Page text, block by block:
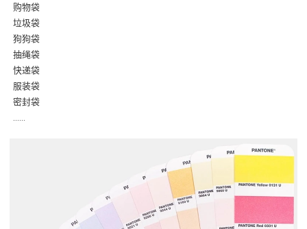
购物袋
垃圾袋
狗狗袋
抽绳袋
快递袋
服装袋
密封袋
……